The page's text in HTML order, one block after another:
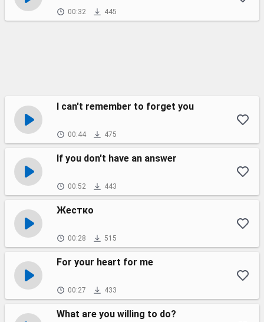
00:32 445
I can't remember to forget you
00:44 475
If you don't have an answer
00:52 443
Жестко
00:28 515
For your heart for me
00:27 433
What are you willing to do?